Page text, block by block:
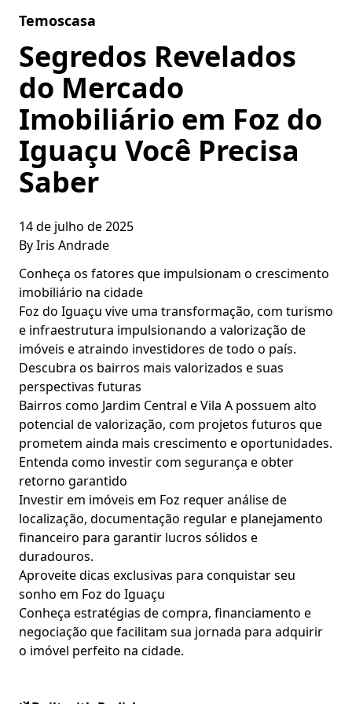
Temoscasa
Segredos Revelados
do Mercado
Imobiliário em Foz do
Iguaçu Você Precisa
Saber
14 de julho de 2025
ByIris Andrade
Conheça os fatores que impulsionam o crescimento
imobiliário na cidade
Foz do Iguaçu vive uma transformação, com turismo
e infraestrutura impulsionando a valorização de
imóveis e atraindo investidores de todo o país.
Descubra os bairros mais valorizados e suas
perspectivas futuras
Bairros como Jardim Central e Vila A possuem alto
potencial de valorização, com projetos futuros que
prometem ainda mais crescimento e oportunidades.
Entenda como investir com segurança e obter
retorno garantido
Investir em imóveis em Foz requer análise de
localização, documentação regular e planejamento
financeiro para garantir lucros sólidos e
duradouros.
Aproveite dicas exclusivas para conquistar seu
sonho em Foz do Iguaçu
Conheça estratégias de compra, financiamento e
negociação que facilitam sua jornada para adquirir
o imóvel perfeito na cidade.